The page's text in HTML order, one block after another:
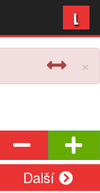
L
×
Další